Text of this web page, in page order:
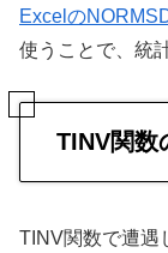
Excelの
使うことで、統
TINV関数
TINV関数で遭遇